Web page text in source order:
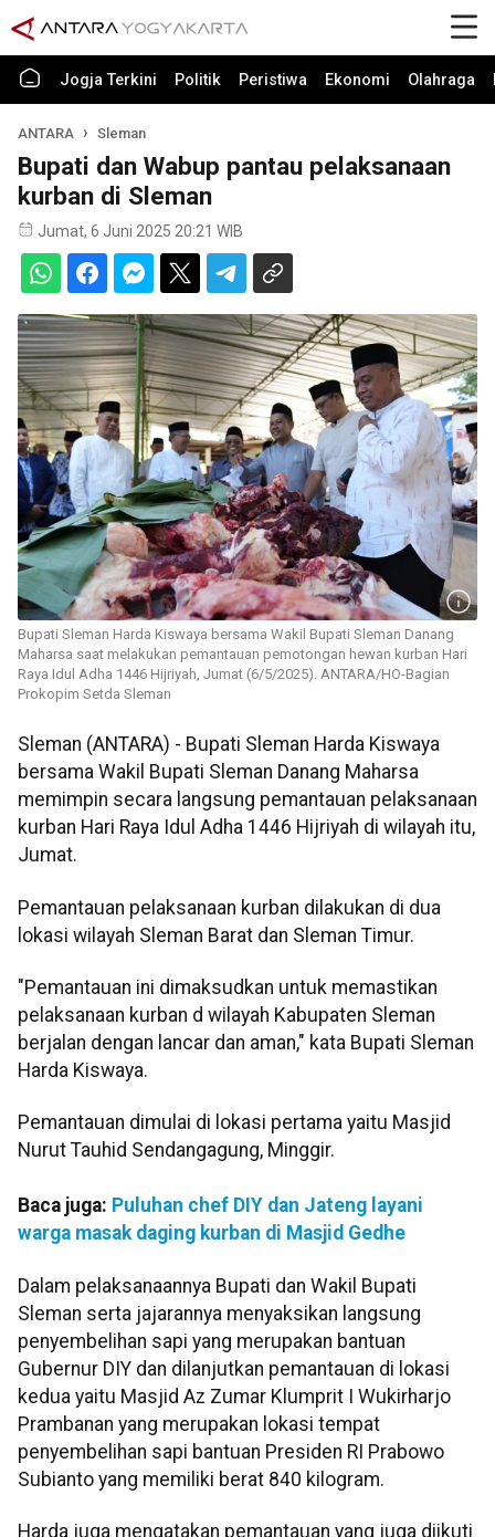
Jogja Terkini Politik Peristiwa Ekonomi Olahraga
ANTARA Sleman
Bupati dan Wabup pantau pelaksanaan
kurban di Sleman
Jumat, 6 Juni 2025 20:21 WIB
Bupati Sleman Harda Kiswaya bersama Wakil Bupati Sleman Danang
Maharsa saat melakukan pemantauan pemotongan hewan kurban Hari
Raya Idul Adha 1446 Hijriyah, Jumat (6/5/2025). ANTARA/HO-Bagian
Prokopim Setda Sleman
Sleman (ANTARA) - Bupati Sleman Harda Kiswaya
bersama Wakil Bupati Sleman Danang Maharsa
memimpin secara langsung pemantauan pelaksanaan
kurban Hari Raya Idul Adha 1446 Hijriyah di wilayah itu,
Jumat.
Pemantauan pelaksanaan kurban dilakukan di dua
lokasi wilayah Sleman Barat dan Sleman Timur.
"Pemantauan ini dimaksudkan untuk memastikan
pelaksanaan kurban d wilayah Kabupaten Sleman
berjalan dengan lancar dan aman," kata Bupati Sleman
Harda Kiswaya.
Pemantauan dimulai di lokasi pertama yaitu Masjid
Nurut Tauhid Sendangagung, Minggir.
Baca juga: Puluhan chef DIY dan Jateng layani
warga masak daging kurban di Masjid Gedhe
Dalam pelaksanaannya Bupati dan Wakil Bupati
Sleman serta jajarannya menyaksikan langsung
penyembelihan sapi yang merupakan bantuan
Gubernur DIY dan dilanjutkan pemantauan di lokasi
kedua yaitu Masjid Az Zumar Klumprit I Wukirharjo
Prambanan yang merupakan lokasi tempat
penyembelihan sapi bantuan Presiden RI Prabowo
Subianto yang memiliki berat 840 kilogram.
Harda juga mengatakan pemantauan yang juga diikuti